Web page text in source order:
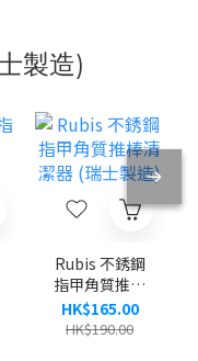
製造)
Rubis 不銹鋼
指甲角質推棒
清潔器 (瑞士
製造)
HK$165.00
HK$190.00